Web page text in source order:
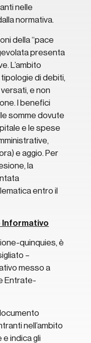
nelle
normativa.
della “pace
presenta
L’ambito
di debiti,
e non
I benefici
somme dovute
e le spese
e aggio. Per
la
entro il
Informativo
quinquies, è
–
messo a
Entrate-
nell’ambito
indica gli